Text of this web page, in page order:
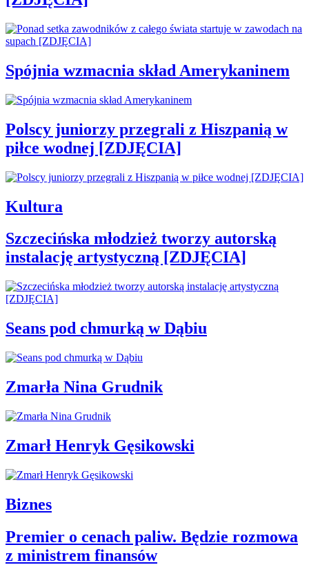
Spójnia wzmacnia skład Amerykaninem
Polscy juniorzy przegrali z Hiszpanią w
piłce wodnej [ZDJĘCIA]
Kultura
Szczecińska młodzież tworzy autorską
instalację artystyczną [ZDJĘCIA]
Seans pod chmurką w Dąbiu
Zmarła Nina Grudnik
Zmarł Henryk Gęsikowski
Biznes
Premier o cenach paliw. Będzie rozmowa
z ministrem finansów